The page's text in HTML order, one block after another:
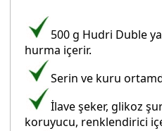
500 g Hudri Duble
hurma içerir.
Serin ve kuru
İlave şeker, glikoz
koruyucu, renklendirici